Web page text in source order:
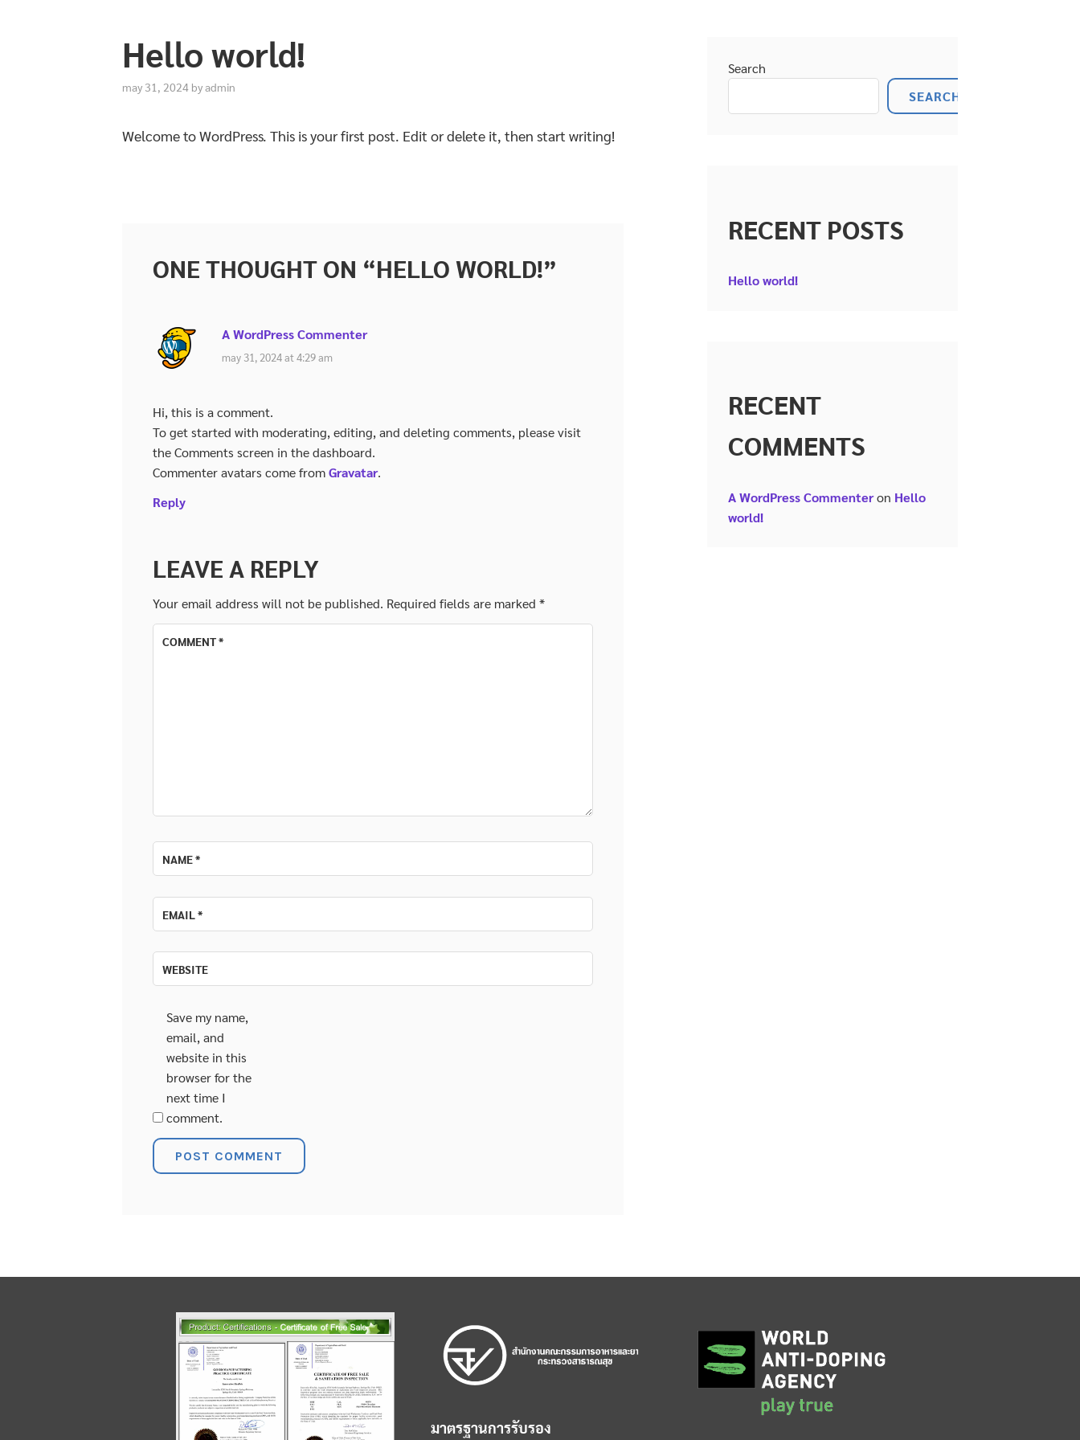
Hello world!
may 31, 2024 byadmin
Welcome to WordPress. This is your first post. Edit or delete it, then start writing!
ONE THOUGHT ON “HELLO WORLD!”
A WordPress Commenter
may 31, 2024 at 4:29 am
Hi, this is a comment.
To get started with moderating, editing, and deleting comments, please visit
the Comments screen in the dashboard.
Commenter avatars come fromGravatar.
Reply
LEAVE A REPLY
Your email address will not be published. Required fields are marked*
COMMENT*
NAME*
EMAIL*
WEBSITE
Save my name,
email, and
website in this
browser for the
next time I
comment.
Search
SEARCH
RECENT POSTS
Hello world!
RECENT
COMMENTS
A WordPress Commenteron Hello
world!
มาตรฐานการรับรอง